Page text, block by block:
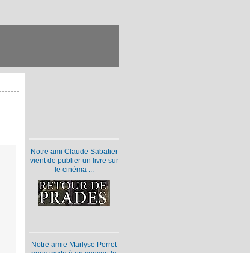
Notre ami Claude Sabatier
vient de publier un livre sur
le cinéma ...
Notre amie Marlyse Perret